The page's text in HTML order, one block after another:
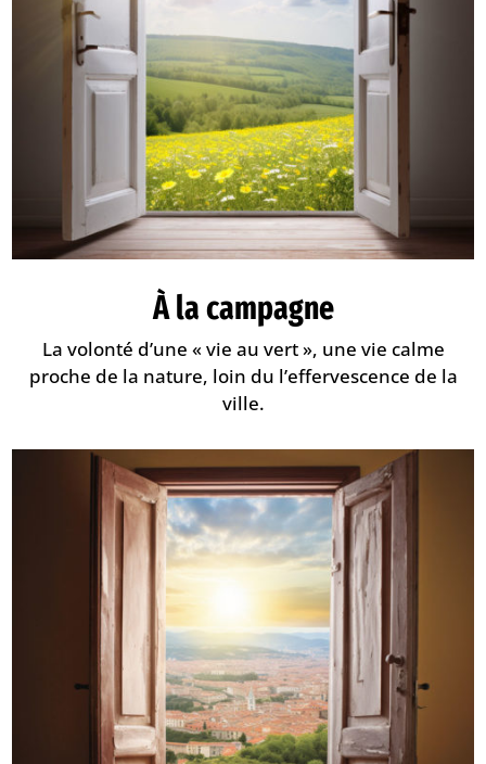
À la campagne
La volonté d’une « vie au vert », une vie calme
proche de la nature, loin du l’effervescence de la
ville.